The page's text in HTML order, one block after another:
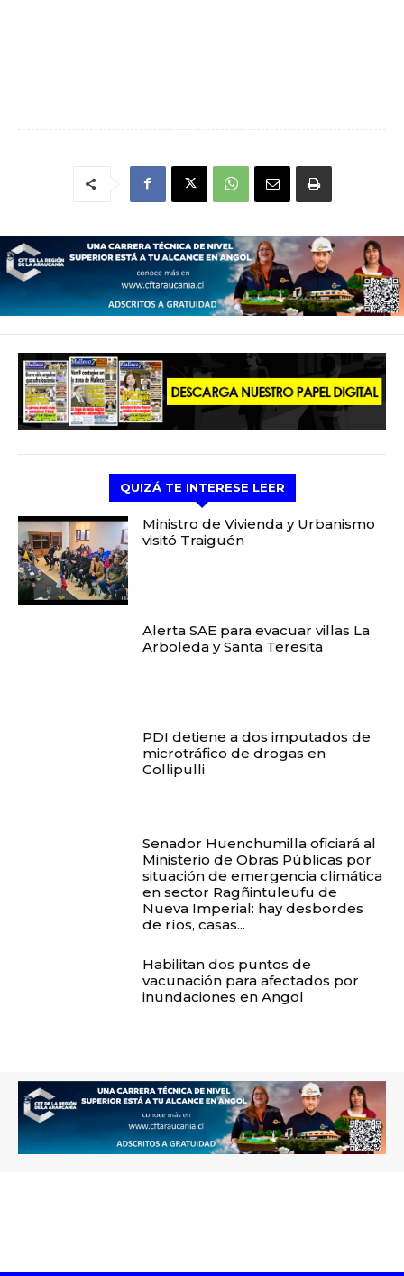
QUIZÁ TE INTERESE LEER
Ministro de Vivienda y Urbanismo
visitó Traiguén
Alerta SAE para evacuar villas La
Arboleda y Santa Teresita
PDI detiene a dos imputados de
microtráfico de drogas en
Collipulli
Senador Huenchumilla oficiará al
Ministerio de Obras Públicas por
situación de emergencia climática
en sector Ragñintuleufu de
Nueva Imperial: hay desbordes
de ríos, casas...
Habilitan dos puntos de
vacunación para afectados por
inundaciones en Angol